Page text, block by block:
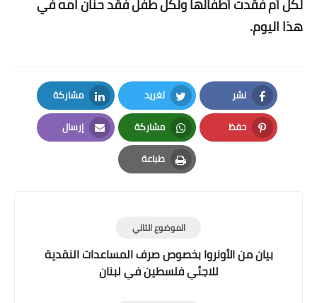
لكل أم فقدت أطفالها ولكل طفل فقد حنان امه في
هذا اليوم.
نشر
Facebook
تغريد
Twitter
مشاركة
LinkedIn
حفظ
Pinterest
مشاركة
Whatsapp
إرسال
Email
طباعة
Print
الموضوع التالي
بيان من الأونروا بخصوص صرف المساعدات النقدية
للاجئي فلسطين في لبنان